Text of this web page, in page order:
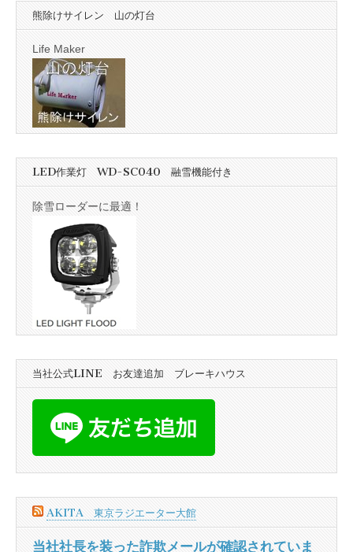
熊除けサイレン 山の灯台
Life Maker
LED作業灯 WD-SC040 融雪機能付き
除雪ローダーに最適！
当社公式LINE お友達追加 ブレーキハウス
AKITA 東京ラジエーター大館
当社社長を装った詐欺メールが確認されていま